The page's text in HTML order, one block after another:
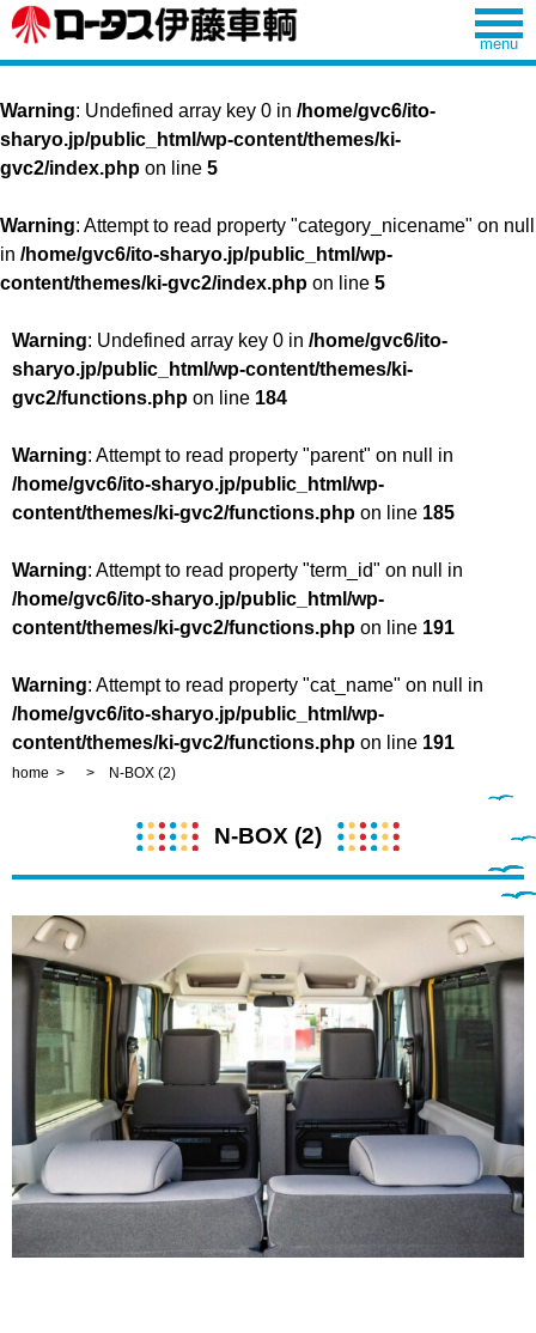
Warning: Undefined array key 0 in /home/gvc6/ito-
sharyo.jp/public_html/wp-content/themes/ki-
gvc2/index.php on line 5
Warning: Attempt to read property "category_nicename" on null
in /home/gvc6/ito-sharyo.jp/public_html/wp-
content/themes/ki-gvc2/index.php on line 5
Warning: Undefined array key 0 in /home/gvc6/ito-
sharyo.jp/public_html/wp-content/themes/ki-
gvc2/functions.php on line 184
Warning: Attempt to read property "parent" on null in
/home/gvc6/ito-sharyo.jp/public_html/wp-
content/themes/ki-gvc2/functions.php on line 185
Warning: Attempt to read property "term_id" on null in
/home/gvc6/ito-sharyo.jp/public_html/wp-
content/themes/ki-gvc2/functions.php on line 191
Warning: Attempt to read property "cat_name" on null in
/home/gvc6/ito-sharyo.jp/public_html/wp-
content/themes/ki-gvc2/functions.php on line 191
home N-BOX (2)
N-BOX (2)